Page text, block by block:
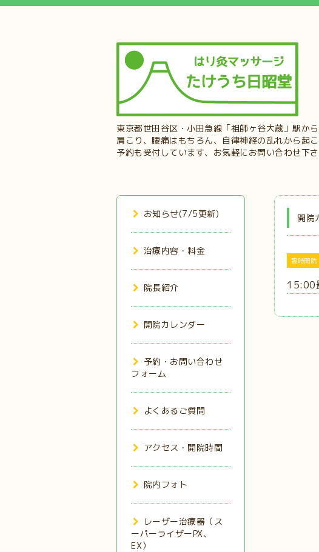
東京都世田谷区・小田急線「祖師ヶ谷大蔵」駅か
肩こり、腰痛はもちろん、自律神経の乱れから起
予約も受付しています、お気軽にお問い合わせ下さ
開院
臨時開院
15:00
お知らせ(7/5更新)
治療内容・料金
院長紹介
開院カレンダー
予約・お問い合わせ
フォーム
よくあるご質問
アクセス・開院時間
院内フォト
レーザー治療器（ス
ーパーライザーPX、
EX）